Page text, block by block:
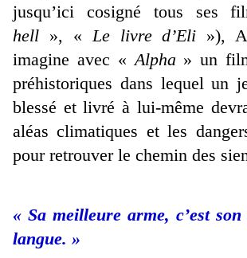
jusqu’ici cosigné tous ses
hell », « Le livre d’Eli »),
imagine avec « Alpha » un
préhistoriques dans lequel un
blessé et livré à lui-même
aléas climatiques et les
pour retrouver le chemin des
« Sa meilleure arme, c’est
langue. »